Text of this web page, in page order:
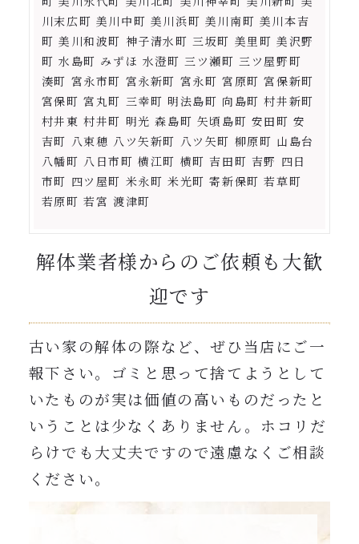
川末広町 美川中町 美川浜町 美川南町 美川本吉
町 美川和波町 神子清水町 三坂町 美里町 美沢野
町 水島町 みずほ 水澄町 三ツ瀬町 三ツ屋野町
湊町 宮永市町 宮永新町 宮永町 宮原町 宮保新町
宮保町 宮丸町 三幸町 明法島町 向島町 村井新町
村井東 村井町 明光 森島町 矢頃島町 安田町 安
吉町 八束穂 八ツ矢新町 八ツ矢町 柳原町 山島台
八幡町 八日市町 横江町 横町 吉田町 吉野 四日
市町 四ツ屋町 米永町 米光町 寄新保町 若草町
若原町 若宮 渡津町
解体業者様からのご依頼も大歓
迎です
古い家の解体の際など、ぜひ当店にご一
報下さい。ゴミと思って捨てようとして
いたものが実は価値の高いものだったと
いうことは少なくありません。ホコリだ
らけでも大丈夫ですので遠慮なくご相談
ください。